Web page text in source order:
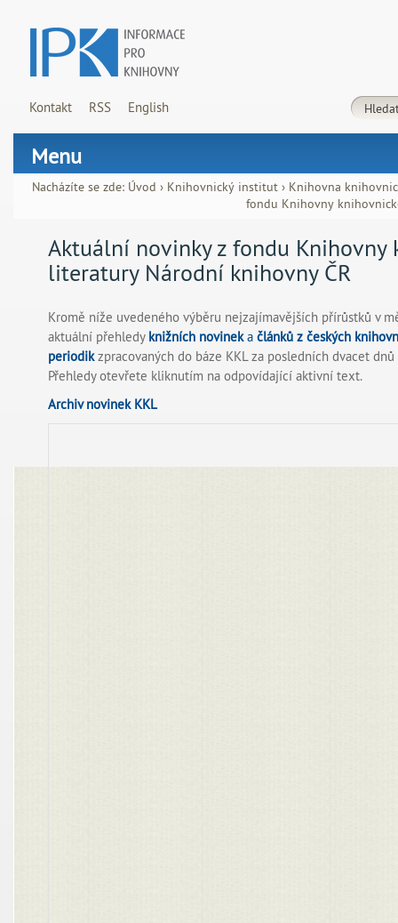
Kontakt RSS English
Menu
Nacházíte se zde: Úvod › Knihovnický institut › Knihovna
fondu Knihovny
Aktuální novinky z fondu Knihovny
literatury Národní knihovny ČR
Kromě níže uvedeného výběru nejzajímavějších přírůstků v
aktuální přehledy knižních novinek ačlánků z českých
periodik zpracovaných do báze KKL za posledních dvacet
Přehledy otevřete kliknutím na odpovídající aktivní text.
Archiv novinek KKL